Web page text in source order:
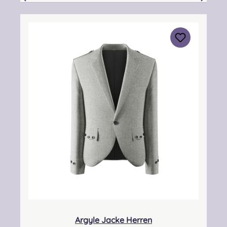
(Konfektionsgrößen). Solltet ihr eine
Anpassung benötigen oder wünschen, dann
füllt das Maßblatt aus und übermitteln es
nach Ihrer Bestellung per Mail an uns. Für
Anpassungen entsteht ein Preisaufschlag von
20%. Variante Braemar auf AnfrageBei
Unsicherheiten bezüglich der Größe oder des
Messvorganges, kontaktiert uns
gerne!Informationen zu den Stoffvarianten:
Alle Varianten sind britische WollstoffeDer
Arrcorchar ist ein eher fester, griffiger Stoff. Er
hat etwas mehr Stand als die anderen Stoffe
Argyle Jacke Herren